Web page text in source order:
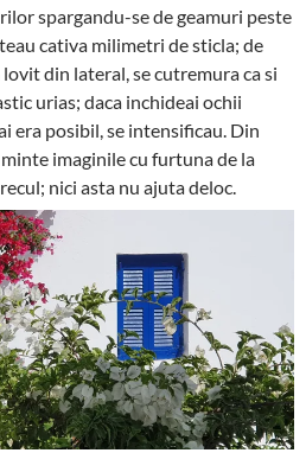
spargandu-se de geamuri peste
cativa milimetri de sticla; de
din lateral, se cutremura ca si
urias; daca inchideai ochii
era posibil, se intensificau. Din
imaginile cu furtuna de la
nici asta nu ajuta deloc.